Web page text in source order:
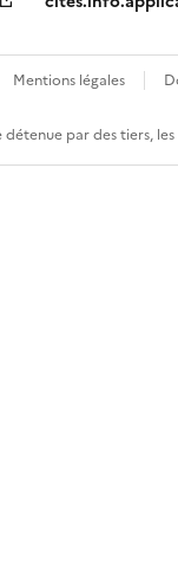
Mentions légales
par des tiers,